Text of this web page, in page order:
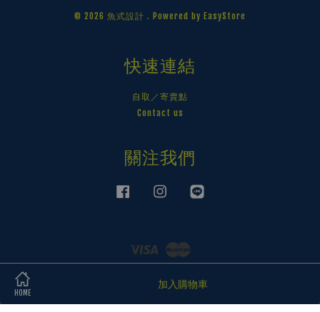
HOME
加入購物車
© 2026 魚式設計 . Powered by EasyStore
快速連結
自取／寄賣點
Contact us
關注我們
Facebook Instagram
Visa